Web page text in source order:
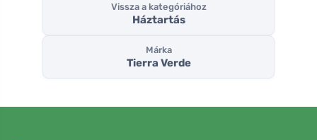
Vissza a kategóriához
Háztartás
Márka
Tierra Verde